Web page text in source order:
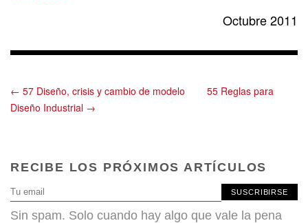
Octubre 2011
← 57 Diseño, crisis y cambio de modelo
55 Reglas para
Diseño Industrial →
RECIBE LOS PRÓXIMOS ARTÍCULOS
SUSCRIBIRSE
Sin spam. Solo cuando hay algo que vale la pena